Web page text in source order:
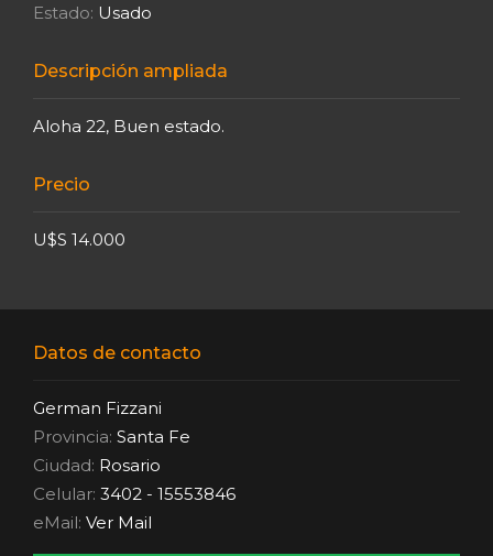
Estado: Usado
Descripción ampliada
Aloha 22, Buen estado.
Precio
U$S 14.000
Datos de contacto
German Fizzani
Provincia: Santa Fe
Ciudad: Rosario
Celular: 3402 - 15553846
eMail: Ver Mail